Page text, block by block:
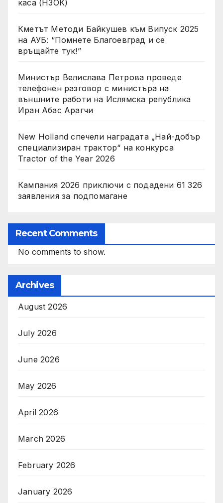
каса (НЗОК)
Кметът Методи Байкушев към Випуск 2025
на АУБ: “Помнете Благоевград и се
връщайте тук!”
Министър Велислава Петрова проведе
телефонен разговор с министъра на
външните работи на Ислямска република
Иран Абас Арагчи
New Holland спечели наградата „Най-добър
специализиран трактор“ на конкурса
Tractor of the Year 2026
Кампания 2026 приключи с подадени 61 326
заявления за подпомагане
Recent Comments
No comments to show.
Archives
August 2026
July 2026
June 2026
May 2026
April 2026
March 2026
February 2026
January 2026